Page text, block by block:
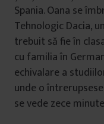
Spania. Oana se
Tehnologic Dacia,
trebuit să fie în
cu familia în
echivalare a
unde o
se vede zece